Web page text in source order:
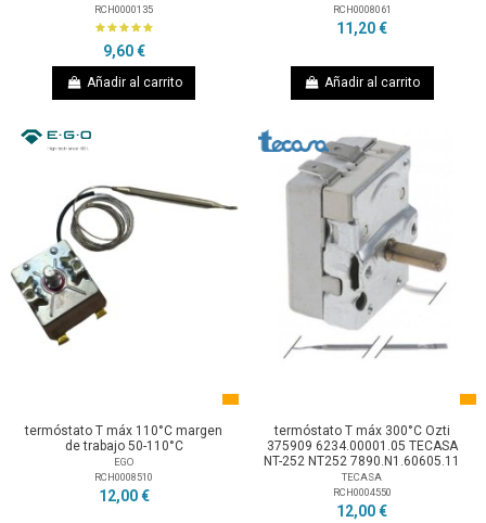
RCH0000135
9,60 €
Añadir al carrito
RCH0008061
11,20 €
Añadir al carrito
termóstato T máx 110°C margen
de trabajo 50-110°C
EGO
RCH0008510
12,00 €
termóstato T máx 300°C Ozti
375909 6234.00001.05 TECASA
NT-252 NT252 7890.N1.60605.11
TECASA
RCH0004550
12,00 €